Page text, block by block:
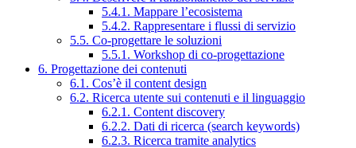
5.4.1. Mappare l’ecosistema
5.4.2. Rappresentare i flussi di servizio
5.5. Co-progettare le soluzioni
5.5.1. Workshop di co-progettazione
6. Progettazione dei contenuti
6.1. Cos’è il content design
6.2. Ricerca utente sui contenuti e il linguaggio
6.2.1. Content discovery
6.2.2. Dati di ricerca (search keywords)
6.2.3. Ricerca tramite analytics